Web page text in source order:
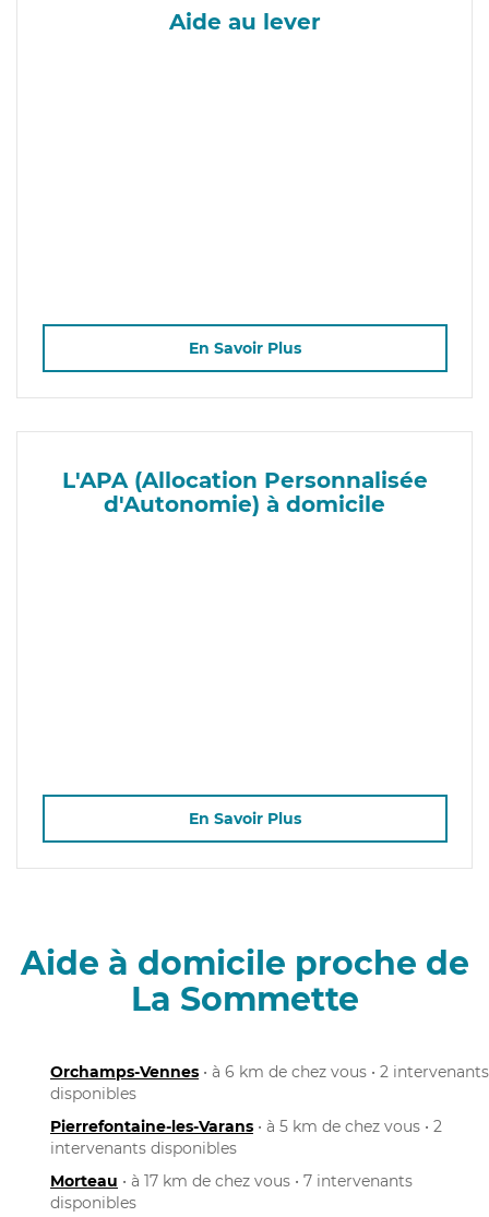
Aide au lever
En Savoir Plus
L'APA (Allocation Personnalisée
d'Autonomie) à domicile
En Savoir Plus
Aide à domicile proche de
La Sommette
Orchamps-Vennes • à 6 km de chez vous • 2 intervenants
disponibles
Pierrefontaine-les-Varans • à 5 km de chez vous • 2
intervenants disponibles
Morteau • à 17 km de chez vous • 7 intervenants
disponibles